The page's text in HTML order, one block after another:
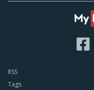
RSS
Tags